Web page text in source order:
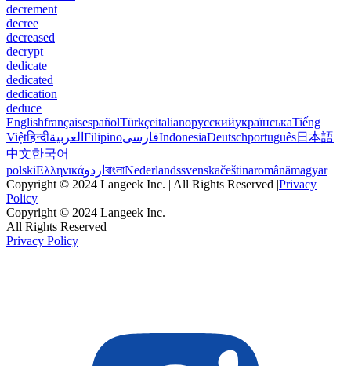
decrement
decree
decreased
decrypt
dedicate
dedicated
dedication
deduce
EnglishfrançaisespañolTürkçeitalianoрусскийукраїнськаTiếng
Việtहिन्दीالعربية FilipinoفارسیIndonesiaDeutschportuguês日本語
中文한국어
polskiΕλληνικάاردو বাংলাNederlandssvenskačeštinaromânămagyar
Copyright © 2024 Langeek Inc. | All Rights Reserved |Privacy
Policy
Copyright © 2024 Langeek Inc.
All Rights Reserved
Privacy Policy